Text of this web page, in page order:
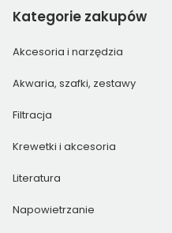
Kategorie zakupów
Akcesoria i narzędzia
Akwaria, szafki, zestawy
Filtracja
Krewetki i akcesoria
Literatura
Napowietrzanie